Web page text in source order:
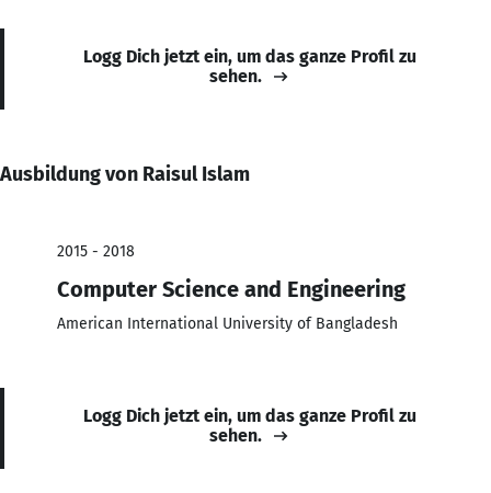
Logg Dich jetzt ein, um das ganze Profil zu
sehen.
Ausbildung von Raisul Islam
2015 - 2018
Computer Science and Engineering
American International University of Bangladesh
Logg Dich jetzt ein, um das ganze Profil zu
sehen.